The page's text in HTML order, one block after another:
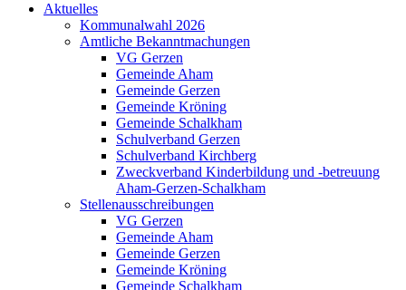
Aktuelles
Kommunalwahl 2026
Amtliche Bekanntmachungen
VG Gerzen
Gemeinde Aham
Gemeinde Gerzen
Gemeinde Kröning
Gemeinde Schalkham
Schulverband Gerzen
Schulverband Kirchberg
Zweckverband Kinderbildung und -betreuung
Aham-Gerzen-Schalkham
Stellenausschreibungen
VG Gerzen
Gemeinde Aham
Gemeinde Gerzen
Gemeinde Kröning
Gemeinde Schalkham